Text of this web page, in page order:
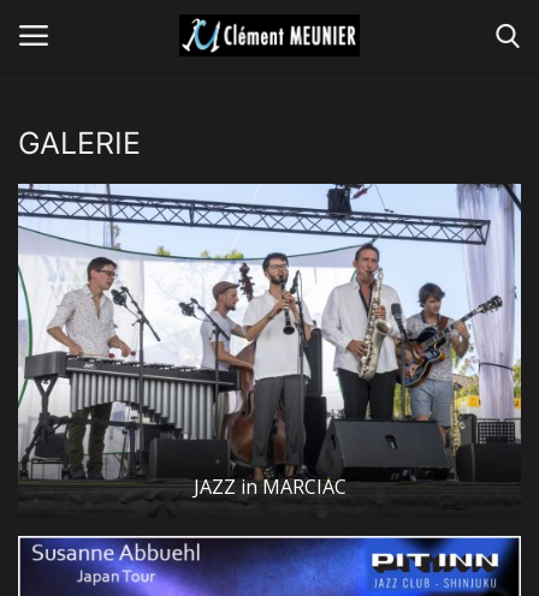
Connexion
GROUPES
CONCERTS
VIDEOS
MUSIQUES
PRESSE
CONTACT
GALERIE
JAZZ in MARCIAC